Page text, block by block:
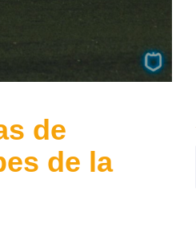
de
de la